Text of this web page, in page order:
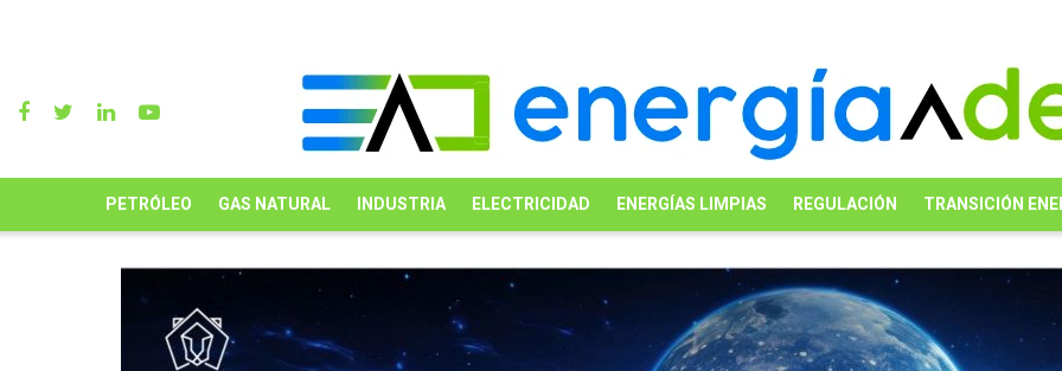
PETRÓLEO GAS NATURAL INDUSTRIA ELECTRICIDAD ENERGÍAS LIMPIAS REGULACIÓN TRANSICIÓN